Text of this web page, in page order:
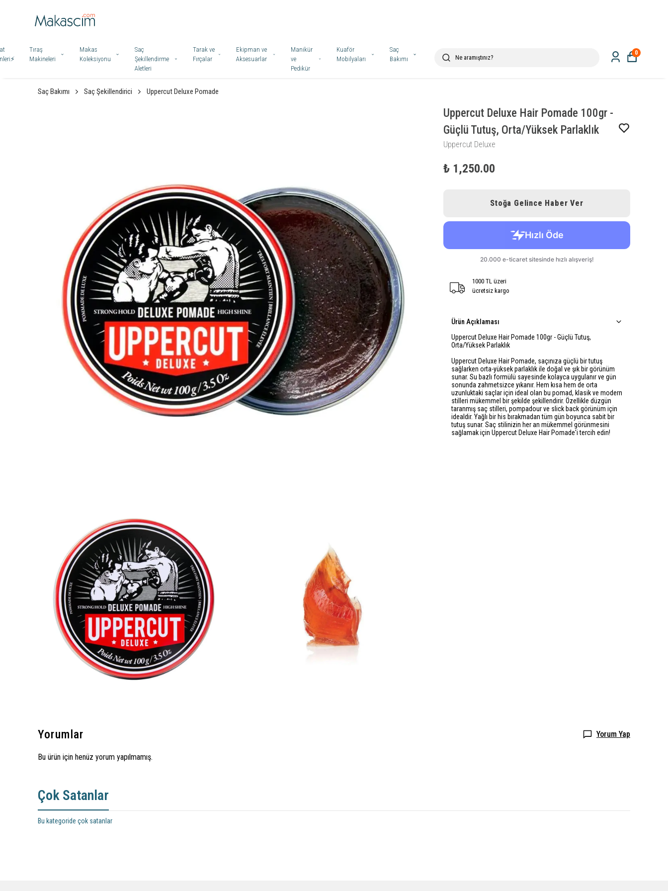
Tıraş
Makineleri
Makas
Koleksiyonu
Saç
Şekillendirme
Aletleri
Tarak ve
Fırçalar
Ekipman ve
Aksesuarlar
Manikür
ve
Pedikür
Kuaför
Mobilyaları
Saç
Bakımı
0
Saç Bakımı Saç Şekillendirici Uppercut Deluxe Pomade
Uppercut Deluxe
Uppercut Deluxe Hair Pomade 100gr -
Güçlü Tutuş, Orta/Yüksek Parlaklık
₺ 1,250.00
Stoğa Gelince Haber Ver
1000 TL üzeri
ücretsiz kargo
Ürün Açıklaması
Uppercut Deluxe Hair Pomade 100gr - Güçlü Tutuş,
Orta/Yüksek Parlaklık
Uppercut Deluxe Hair Pomade, saçınıza güçlü bir tutuş
sağlarken orta-yüksek parlaklık ile doğal ve şık bir görünüm
sunar. Su bazlı formülü sayesinde kolayca uygulanır ve gün
sonunda zahmetsizce yıkanır. Hem kısa hem de orta
uzunluktaki saçlar için ideal olan bu pomad, klasik ve modern
stilleri mükemmel bir şekilde şekillendirir. Özellikle düzgün
taranmış saç stilleri, pompadour ve slick back görünüm için
idealdir. Yağlı bir his bırakmadan tüm gün boyunca sabit bir
tutuş sunar. Saç stilinizin her an mükemmel görünmesini
sağlamak için Uppercut Deluxe Hair Pomade'i tercih edin!
Yorumlar Yorum Yap
Bu ürün için henüz yorum yapılmamış.
Çok Satanlar
Bu kategoride çok satanlar